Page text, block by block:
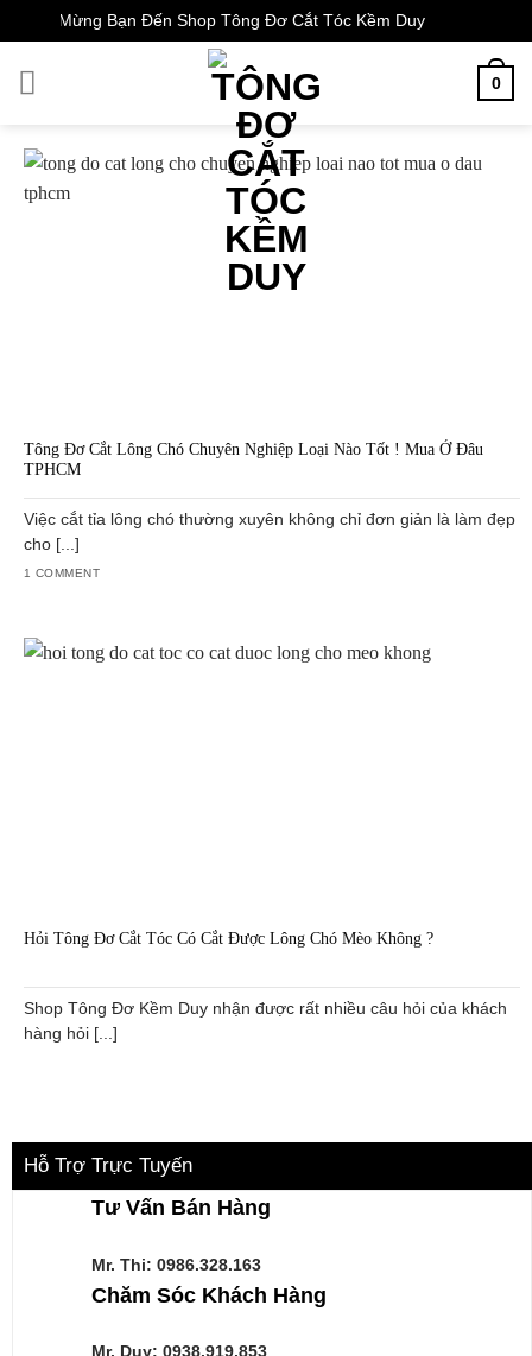
to
content
Mừng Bạn Đến Shop Tông Đơ Cắt Tóc Kềm Duy
0
Hỗ Trợ Trực Tuyến
Tư Vấn Bán Hàng
Mr. Thi: 0986.328.163
Chăm Sóc Khách Hàng
Mr. Duy: 0938.919.853
Tông Đơ Cắt Lông Chó Chuyên Nghiệp Loại Nào Tốt ! Mua Ở Đâu
TPHCM
Việc cắt tỉa lông chó thường xuyên không chỉ đơn giản là làm đẹp
cho [...]
1 COMMENT
Hỏi Tông Đơ Cắt Tóc Có Cắt Được Lông Chó Mèo Không ?
Shop Tông Đơ Kềm Duy nhận được rất nhiều câu hỏi của khách
hàng hỏi [...]